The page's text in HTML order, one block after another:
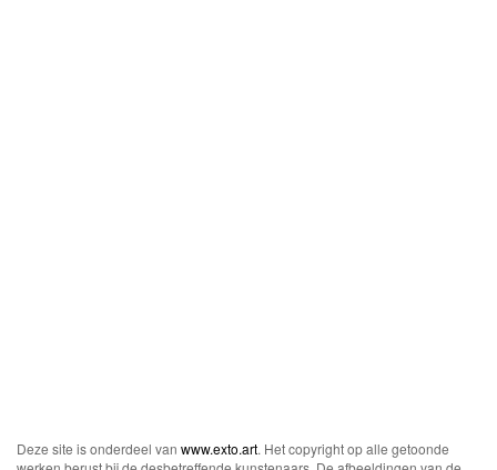
Deze site is onderdeel van www.exto.art. Het copyright op alle getoonde